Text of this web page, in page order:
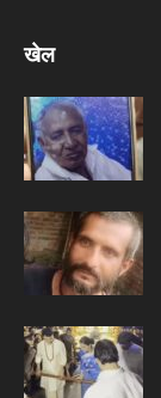
खेल